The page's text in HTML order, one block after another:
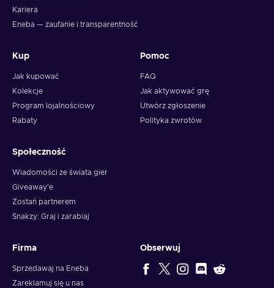
Kariera
Eneba — zaufanie i transparentność
Kup
Jak kupować
Kolekcje
Program lojalnościowy
Rabaty
Pomoc
FAQ
Jak aktywować grę
Utwórz zgłoszenie
Polityka zwrotów
Społeczność
Wiadomości ze świata gier
Giveaway'e
Zostań partnerem
Snakzy: Graj i zarabiaj
Firma
Sprzedawaj na Eneba
Zareklamuj się u nas
Obserwuj